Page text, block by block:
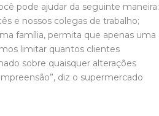
pode ajudar da seguinte maneira:
e nossos colegas de trabalho;
família, permita que apenas uma
limitar quantos clientes
sobre quaisquer alterações
diz o supermercado